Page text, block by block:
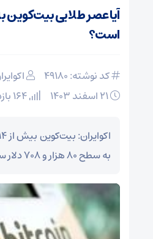
آیا عصر طلایی بیت‌کوین
است؟
کد نوشته: 49180
به سطح ۸۰ هزار و ۷۰۸ دلار سقوط کرده است.